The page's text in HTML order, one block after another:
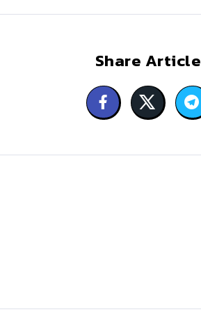
Share Article